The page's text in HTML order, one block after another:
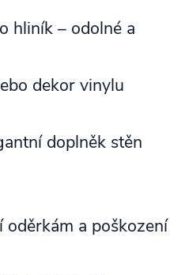
hliník – odolné a
dekor vinylu
doplněk stěn
oděrkám a poškození